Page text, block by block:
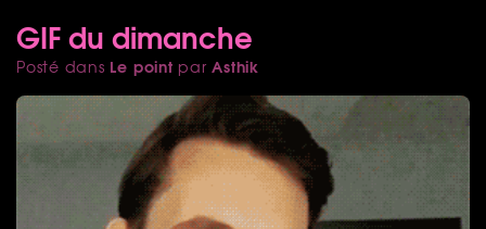
GIF du dimanche
Posté dans Le point parAsthik